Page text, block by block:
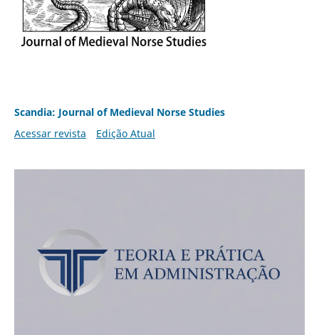
Scandia: Journal of Medieval Norse Studies
Acessar revista
Edição Atual